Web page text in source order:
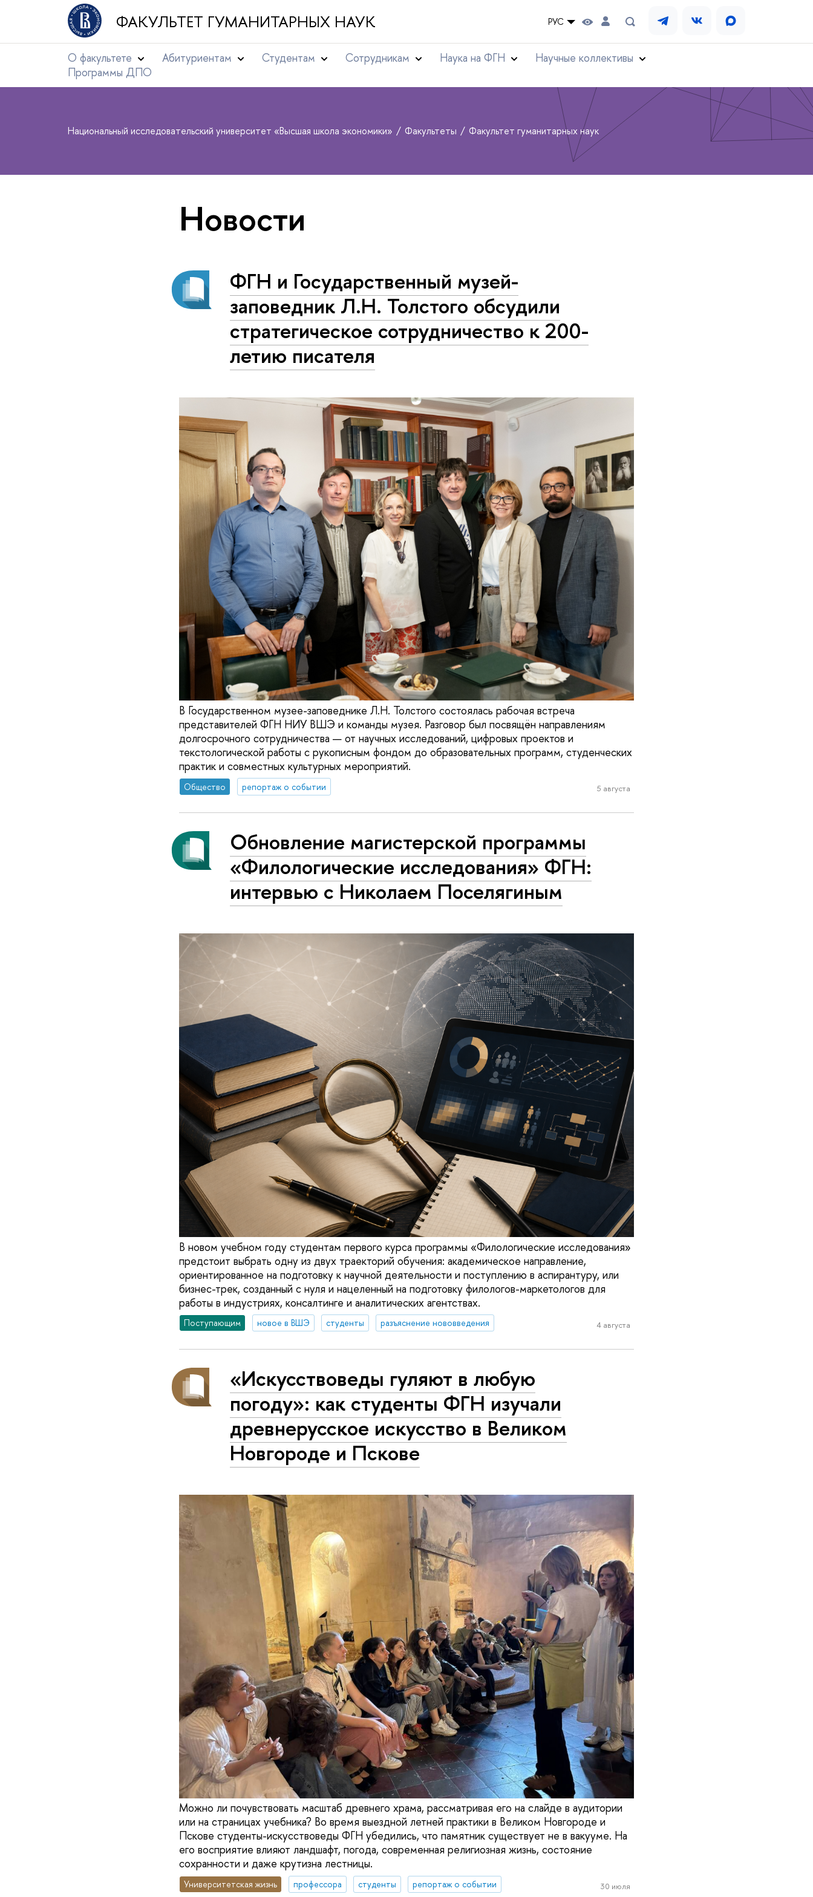
ФАКУЛЬТЕТ ГУМАНИТАРНЫХ НАУК РУС
О факультете Абитуриентам Студентам Сотрудникам Наука на ФГН
Научные коллективы
Программы ДПО
Национальный исследовательский университет «Высшая школа экономики» Факультеты Факультет гуманитарных наук
Новости
ФГН и Государственный музей-
заповедник Л.Н. Толстого обсудили
стратегическое сотрудничество к 200-
летию писателя
В Государственном музее-заповеднике Л.Н. Толстого состоялась рабочая встреча
представителей ФГН НИУ ВШЭ и команды музея. Разговор был посвящён направлениям
долгосрочного сотрудничества — от научных исследований, цифровых проектов и
текстологической работы с рукописным фондом до образовательных программ, студенческих
практик и совместных культурных мероприятий.
Общество репортаж о событии 5 августа
Обновление магистерской программы
«Филологические исследования» ФГН:
интервью с Николаем Поселягиным
В новом учебном году студентам первого курса программы «Филологические исследования»
предстоит выбрать одну из двух траекторий обучения: академическое направление,
ориентированное на подготовку к научной деятельности и поступлению в аспирантуру, или
бизнес-трек, созданный с нуля и нацеленный на подготовку филологов-маркетологов для
работы в индустриях, консалтинге и аналитических агентствах.
Поступающим новое в ВШЭ студенты разъяснение нововведения 4 августа
«Искусствоведы гуляют в любую
погоду»: как студенты ФГН изучали
древнерусское искусство в Великом
Новгороде и Пскове
Можно ли почувствовать масштаб древнего храма, рассматривая его на слайде в аудитории
или на страницах учебника? Во время выездной летней практики в Великом Новгороде и
Пскове студенты-искусствоведы ФГН убедились, что памятник существует не в вакууме. На
его восприятие влияют ландшафт, погода, современная религиозная жизнь, состояние
сохранности и даже крутизна лестницы.
Университетская жизнь профессора студенты репортаж о событии 30 июля